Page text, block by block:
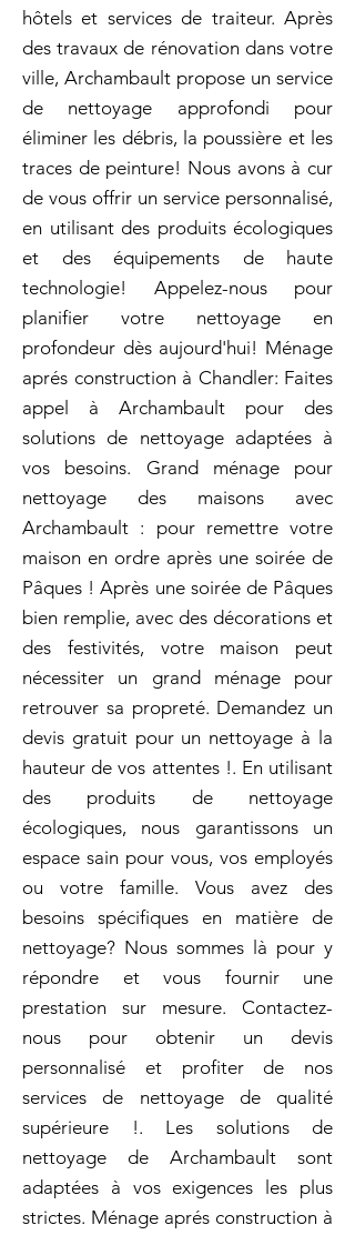
hôtels et services de traiteur. Après
des travaux de rénovation dans votre
ville, Archambault propose un service
de nettoyage approfondi pour
éliminer les débris, la poussière et les
traces de peinture! Nous avons à cur
de vous offrir un service personnalisé,
en utilisant des produits écologiques
et des équipements de haute
technologie! Appelez-nous pour
planifier votre nettoyage en
profondeur dès aujourd'hui! Ménage
aprés construction à Chandler: Faites
appel à Archambault pour des
solutions de nettoyage adaptées à
vos besoins. Grand ménage pour
nettoyage des maisons avec
Archambault : pour remettre votre
maison en ordre après une soirée de
Pâques ! Après une soirée de Pâques
bien remplie, avec des décorations et
des festivités, votre maison peut
nécessiter un grand ménage pour
retrouver sa propreté. Demandez un
devis gratuit pour un nettoyage à la
hauteur de vos attentes !. En utilisant
des produits de nettoyage
écologiques, nous garantissons un
espace sain pour vous, vos employés
ou votre famille. Vous avez des
besoins spécifiques en matière de
nettoyage? Nous sommes là pour y
répondre et vous fournir une
prestation sur mesure. Contactez-
nous pour obtenir un devis
personnalisé et profiter de nos
services de nettoyage de qualité
supérieure !. Les solutions de
nettoyage de Archambault sont
adaptées à vos exigences les plus
strictes. Ménage aprés construction à